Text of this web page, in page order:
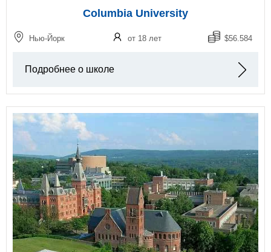
Columbia University
Нью-Йорк от 18 лет $56.584
Подробнее о школе